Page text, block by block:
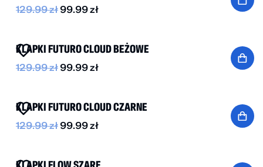
129.99zł 99.99zł
KLAPKI FUTURO CLOUD BEŻOWE
129.99zł 99.99zł
KLAPKI FUTURO CLOUD CZARNE
129.99zł 99.99zł